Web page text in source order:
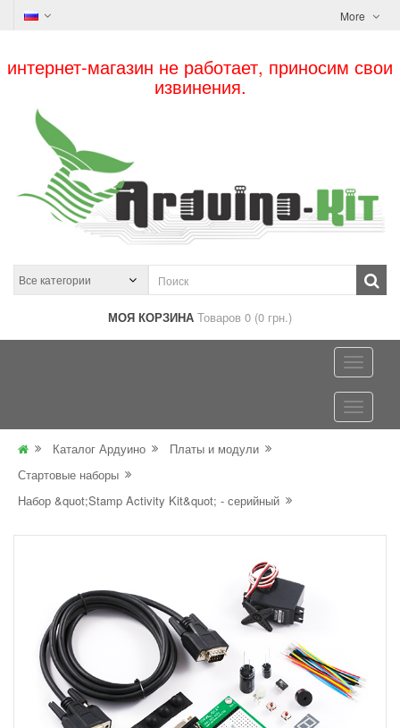
More
интернет-магазин не работает, приносим свои
извинения.
МОЯ КОРЗИНА Товаров 0 (0 грн.)
Каталог Ардуино
Платы и модули
Стартовые наборы
Набор &quot;Stamp Activity Kit&quot; - серийный